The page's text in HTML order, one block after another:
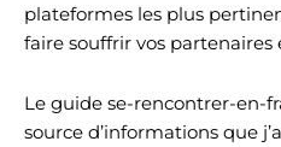
plateformes les plus
faire souffrir vos partenaires
Le guide se-rencontrer-en-
source d’informations que